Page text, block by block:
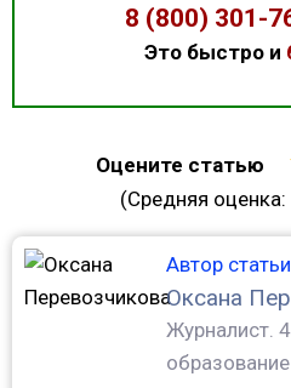
8 (800) 301-
Это быстро и
Оцените статью
(Средняя оценка:
Автор статьи
Оксана
Журналист.